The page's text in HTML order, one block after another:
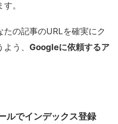
。
の記事のURLを確実にク
う、 Googleに依頼するア
ルでインデックス登録